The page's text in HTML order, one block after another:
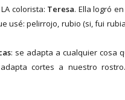
colorista: Teresa. Ella logró
usé: pelirrojo, rubio (si, fui
: se adapta a cualquier cosa
cortes a nuestro